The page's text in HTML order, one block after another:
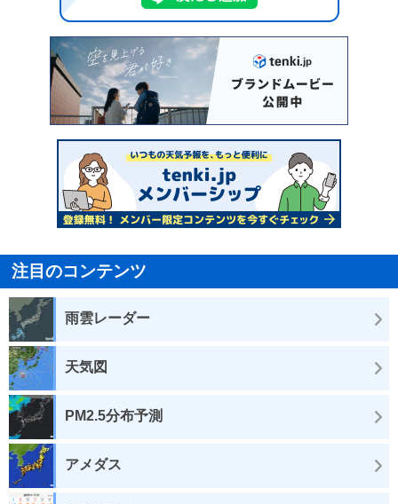
注目のコンテンツ
雨雲レーダー
天気図
PM2.5分布予測
アメダス